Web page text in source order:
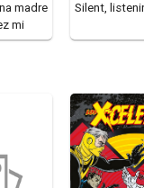
madre
mi
Silent,